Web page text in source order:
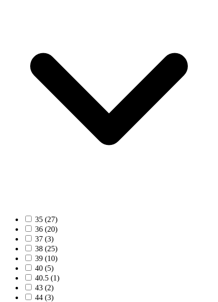
35 (27)
36 (20)
37 (3)
38 (25)
39 (10)
40 (5)
40.5 (1)
43 (2)
44 (3)